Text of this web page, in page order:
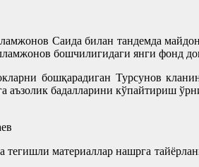
Саида билан тандемда
бошчилигидаги янги фонд
бошқарадиган Турсунов
аъзолик бадалларини кўпайтириш
тегишли материаллар нашрга